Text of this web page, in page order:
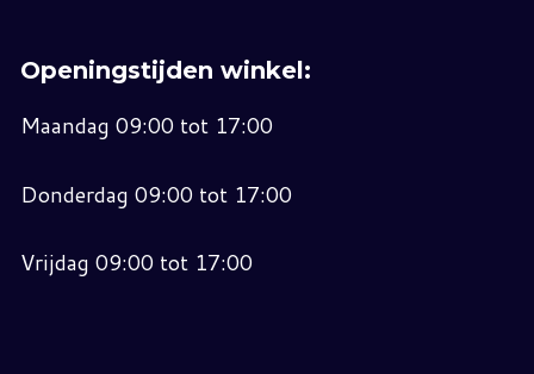
Openingstijden winkel:
Maandag 09:00 tot 17:00
Donderdag 09:00 tot 17:00
Vrijdag 09:00 tot 17:00